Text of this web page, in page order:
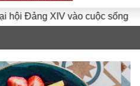
XIV vào cuộc sống